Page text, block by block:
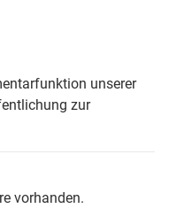
unserer
zur
vorhanden.